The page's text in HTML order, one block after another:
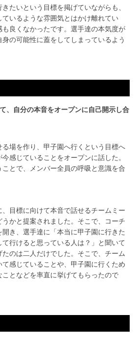
たいという目標を掲げていながらも、
いるような雰囲気とはかけ離れてい
良くなかったです。選手達の本気度が
の可能性に蓋をしてしまっているよう
、自分の本音をオープンに自己開示し合
場を作り、甲子園へ行くという目標へ
感じていることをオープンに話した。
とで、メンバー全員の呼吸と意識を合
目標に向けて本音で話せるチームミー
かと提案されました。そこで、コーチ
き、選手達に「本当に甲子園に行きた
行けると思っている人は？」と聞いて
のは二人だけでした。そこで、チーム
感じていることや、甲子園に行くため
となどを率直に挙げてもらったので